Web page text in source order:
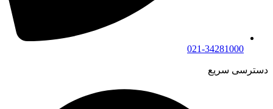
021-34281000
دسترسی سریع